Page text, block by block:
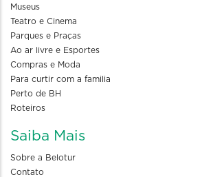
Museus
Teatro e Cinema
Parques e Praças
Ao ar livre e Esportes
Compras e Moda
Para curtir com a familia
Perto de BH
Roteiros
Saiba Mais
Sobre a Belotur
Contato